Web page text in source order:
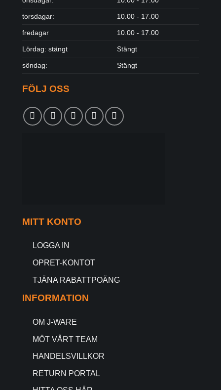
torsdagar: 10.00 - 17.00
fredagar 10.00 - 17.00
Lördag: stängt Stängt
söndag: Stängt
FÖLJ OSS
MITT KONTO
LOGGA IN
OPRET-KONTOT
TJÄNA RABATTPOÄNG
INFORMATION
OM J-WARE
MÖT VÅRT TEAM
HANDELSVILLKOR
RETURN PORTAL